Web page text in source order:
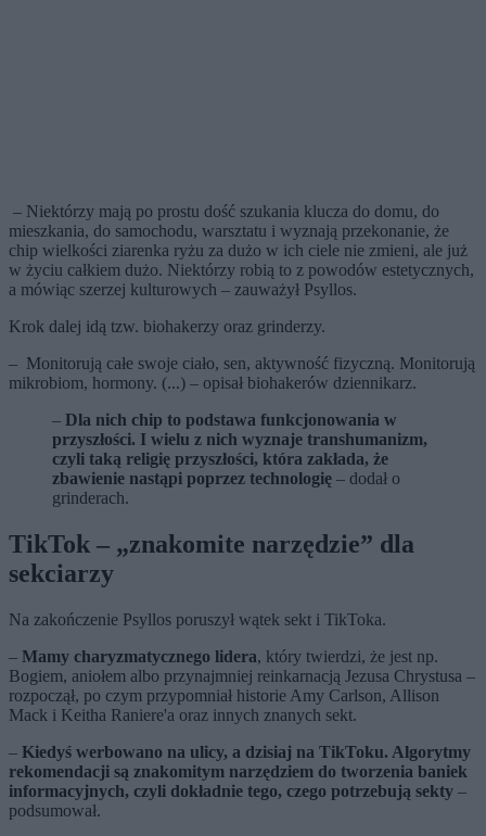
– Niektórzy mają po prostu dość szukania klucza do domu, do
mieszkania, do samochodu, warsztatu i wyznają przekonanie, że
chip wielkości ziarenka ryżu za dużo w ich ciele nie zmieni, ale już
w życiu całkiem dużo. Niektórzy robią to z powodów estetycznych,
a mówiąc szerzej kulturowych – zauważył Psyllos.
Krok dalej idą tzw. biohakerzy oraz grinderzy.
– Monitorują całe swoje ciało, sen, aktywność fizyczną. Monitorują
mikrobiom, hormony. (...) – opisał biohakerów dziennikarz.
– Dla nich chip to podstawa funkcjonowania w
przyszłości. I wielu z nich wyznaje transhumanizm,
czyli taką religię przyszłości, która zakłada, że
zbawienie nastąpi poprzez technologię – dodał o
grinderach.
TikTok – „znakomite narzędzie” dla
sekciarzy
Na zakończenie Psyllos poruszył wątek sekt i TikToka.
– Mamy charyzmatycznego lidera, który twierdzi, że jest np.
Bogiem, aniołem albo przynajmniej reinkarnacją Jezusa Chrystusa –
rozpoczął, po czym przypomniał historie Amy Carlson, Allison
Mack i Keitha Raniere'a oraz innych znanych sekt.
– Kiedyś werbowano na ulicy, a dzisiaj na TikToku. Algorytmy
rekomendacji są znakomitym narzędziem do tworzenia baniek
informacyjnych, czyli dokładnie tego, czego potrzebują sekty –
podsumował.